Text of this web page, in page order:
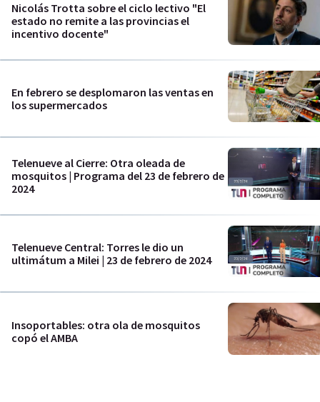
Nicolás Trotta sobre el ciclo lectivo "El
estado no remite a las provincias el
incentivo docente"
En febrero se desplomaron las ventas en
los supermercados
Telenueve al Cierre: Otra oleada de
mosquitos | Programa del 23 de febrero de
2024
Telenueve Central: Torres le dio un
ultimátum a Milei | 23 de febrero de 2024
Insoportables: otra ola de mosquitos
copó el AMBA